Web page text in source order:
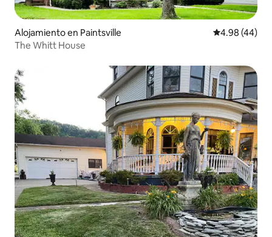
Alojamiento en Paintsville Calificación
4.98 (44)
The Whitt House